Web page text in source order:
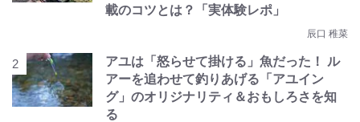
載のコツとは？「実体験レポ」
辰口 稚菜
アユは「怒らせて掛ける」魚だった！ ル
アーを追わせて釣りあげる「アユイン
グ」のオリジナリティ＆おもしろさを知
る